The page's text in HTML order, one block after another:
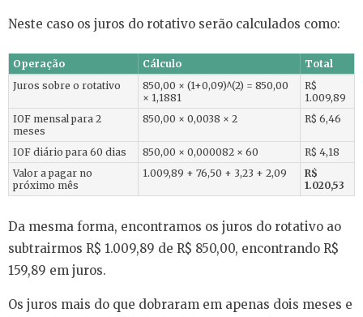
Neste caso os juros do rotativo serão calculados como:
Operação Cálculo
Total
Juros sobre o rotativo
850,00 × (1+0,09)^(2) = 850,00
× 1,1881
R$
1.009,89
IOF mensal para 2
meses
850,00 × 0,0038 × 2 R$ 6,46
IOF diário para 60 dias 850,00 × 0,000082 × 60
R$ 4,18
Valor a pagar no
próximo mês
1.009,89 + 76,50 + 3,23 + 2,09
R$
1.020,53
Da mesma forma, encontramos os juros do rotativo ao
subtrairmos R$ 1.009,89 de R$ 850,00, encontrando R$
159,89 em juros.
Os juros mais do que dobraram em apenas dois meses e